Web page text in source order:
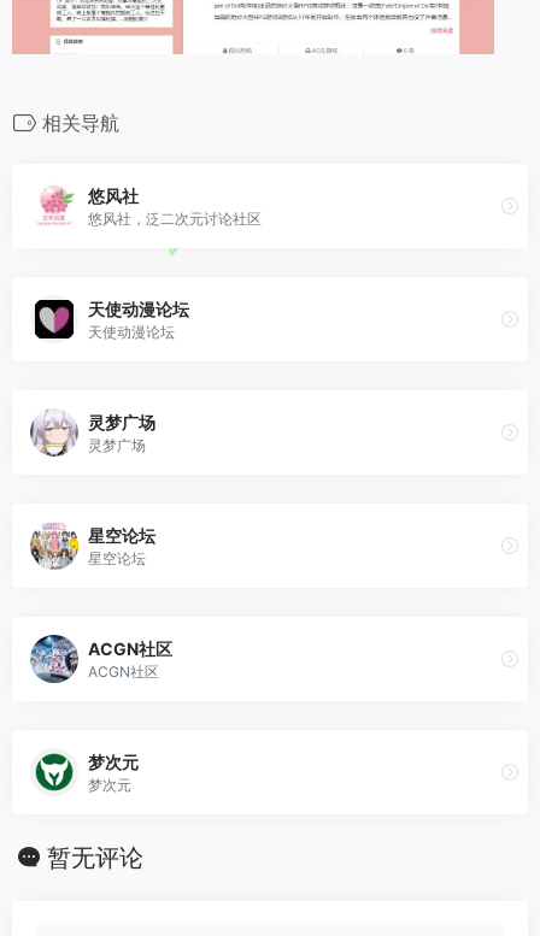
相关导航
悠风社
悠风社，泛二次元讨论社区
天使动漫论坛
天使动漫论坛
灵梦广场
灵梦广场
星空论坛
星空论坛
ACGN社区
ACGN社区
梦次元
梦次元
暂无评论